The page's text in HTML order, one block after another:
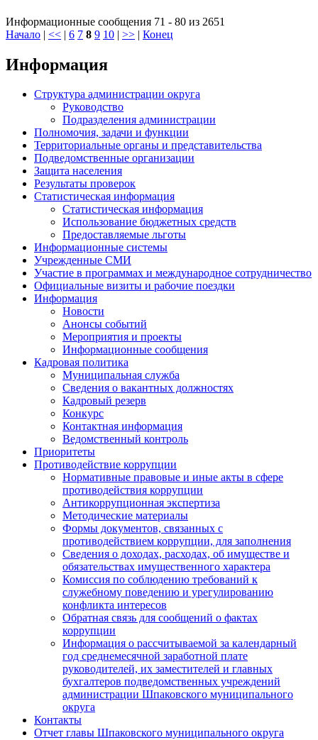
Информационные сообщения 71 - 80 из 2651
Начало | << | 6 7 8 9 10 | >> | Конец
Информация
Структура администрации округа
Руководство
Подразделения администрации
Полномочия, задачи и функции
Территориальные органы и представительства
Подведомственные организации
Защита населения
Результаты проверок
Статистическая информация
Статистическая информация
Использование бюджетных средств
Предоставляемые льготы
Информационные системы
Учрежденные СМИ
Участие в программах и международное сотрудничество
Официальные визиты и рабочие поездки
Информация
Новости
Анонсы событий
Мероприятия и проекты
Информационные сообщения
Кадровая политика
Муниципальная служба
Сведения о вакантных должностях
Кадровый резерв
Конкурс
Контактная информация
Ведомственный контроль
Приоритеты
Противодействие коррупции
Нормативные правовые и иные акты в сфере
противодействия коррупции
Антикоррупционная экспертиза
Методические материалы
Формы документов, связанных с
противодействием коррупции, для заполнения
Сведения о доходах, расходах, об имуществе и
обязательствах имущественного характера
Комиссия по соблюдению требований к
служебному поведению и урегулированию
конфликта интересов
Обратная связь для сообщений о фактах
коррупции
Информация о рассчитываемой за календарный
год среднемесячной заработной плате
руководителей, их заместителей и главных
бухгалтеров подведомственных учреждений
администрации Шпаковского муниципального
округа
Контакты
Отчет главы Шпаковского муниципального округа